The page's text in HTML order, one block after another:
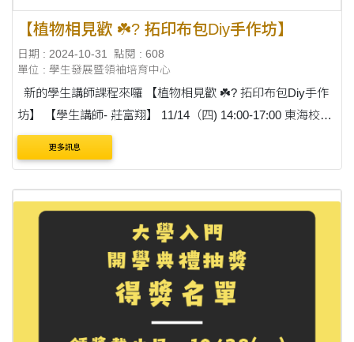
【植物相見歡 ☘️? 拓印布包Diy手作坊】
日期 : 2024-10-31
點閱 : 608
單位 : 學生發展暨領袖培育中心
新的學生講師課程來囉 【植物相見歡 ☘️? 拓印布包Diy手作
坊】 【學生講師- 莊富翔】 11/14（四) 14:00-17:00 東海校園
花草揭密 植物辨識APP報你知 DIY花草拓印包 認列領袖培力
點數 https:/
更多訊息